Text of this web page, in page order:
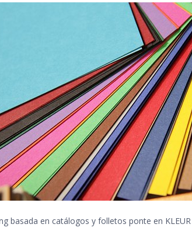
basada en catálogos y folletos ponte en KLEUR